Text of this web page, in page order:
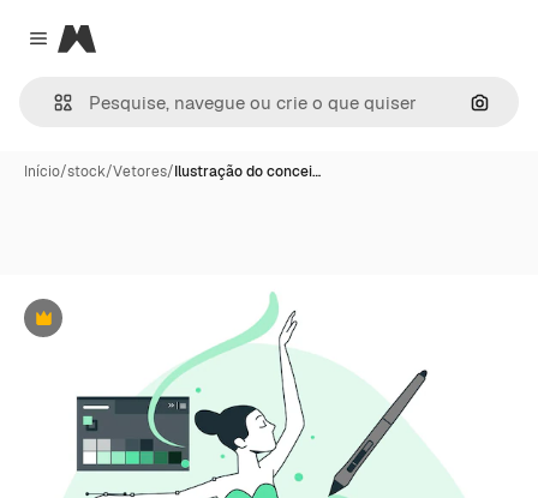
Close menu
Magnific
Início/stock/Vetores/Ilustração do concei…
Premium